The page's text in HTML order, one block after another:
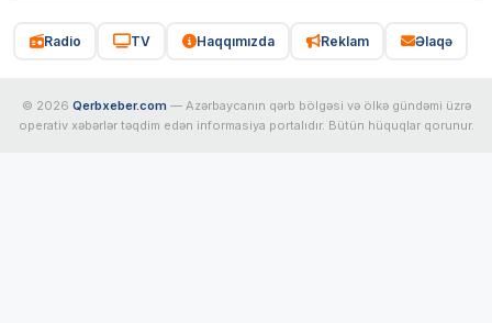
Radio TV Haqqımızda Reklam Əlaqə
© 2026 Qerbxeber.com — Azərbaycanın qərb bölgəsi və ölkə gündəmi üzrə
operativ xəbərlər təqdim edən informasiya portalıdır. Bütün hüquqlar qorunur.